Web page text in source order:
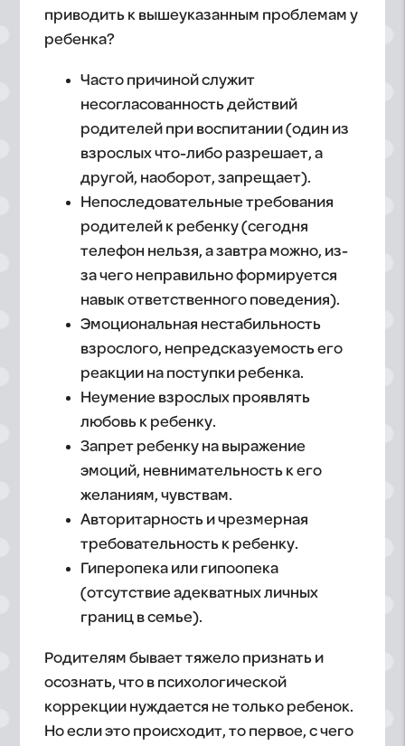
приводить к вышеуказанным проблемам у
ребенка?
Часто причиной служит
несогласованность действий
родителей при воспитании (один из
взрослых что-либо разрешает, а
другой, наоборот, запрещает).
Непоследовательные требования
родителей к ребенку (сегодня
телефон нельзя, а завтра можно, из-
за чего неправильно формируется
навык ответственного поведения).
Эмоциональная нестабильность
взрослого, непредсказуемость его
реакции на поступки ребенка.
Неумение взрослых проявлять
любовь к ребенку.
Запрет ребенку на выражение
эмоций, невнимательность к его
желаниям, чувствам.
Авторитарность и чрезмерная
требовательность к ребенку.
Гиперопека или гипоопека
(отсутствие адекватных личных
границ в семье).
Родителям бывает тяжело признать и
осознать, что в психологической
коррекции нуждается не только ребенок.
Но если это происходит, то первое, с чего